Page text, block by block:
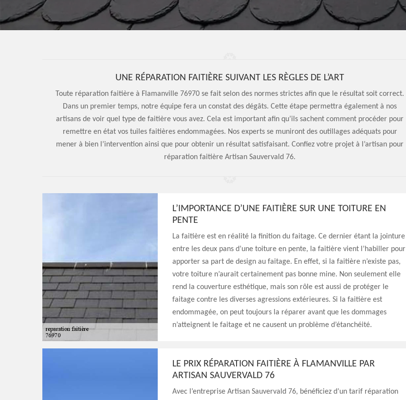
UNE RÉPARATION FAITIÈRE SUIVANT LES RÈGLES DE L’ART
Toute réparation faitière à Flamanville 76970 se fait selon des normes strictes afin que le résultat soit correct.
Dans un premier temps, notre équipe fera un constat des dégâts. Cette étape permettra également à nos
artisans de voir quel type de faitière vous avez. Cela est important afin qu’ils sachent comment procéder pour
remettre en état vos tuiles faitières endommagées. Nos experts se muniront des outillages adéquats pour
mener à bien l’intervention ainsi que pour obtenir un résultat satisfaisant. Confiez votre projet à l’artisan pour
réparation faitière Artisan Sauvervald 76.
L’IMPORTANCE D’UNE FAITIÈRE SUR UNE TOITURE EN
PENTE
La faitière est en réalité la finition du faitage. Ce dernier étant la jointure
entre les deux pans d’une toiture en pente, la faitière vient l’habiller pour
apporter sa part de design au faitage. En effet, si la faitière n’existe pas,
votre toiture n’aurait certainement pas bonne mine. Non seulement elle
rend la couverture esthétique, mais son rôle est aussi de protéger le
faitage contre les diverses agressions extérieures. Si la faitière est
endommagée, on peut toujours la réparer avant que les dommages
n’atteignent le faitage et ne causent un problème d’étanchéité.
LE PRIX RÉPARATION FAITIÈRE À FLAMANVILLE PAR
ARTISAN SAUVERVALD 76
Avec l’entreprise Artisan Sauvervald 76, bénéficiez d’un tarif réparation